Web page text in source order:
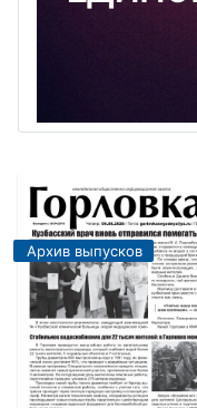
Архив выпусков